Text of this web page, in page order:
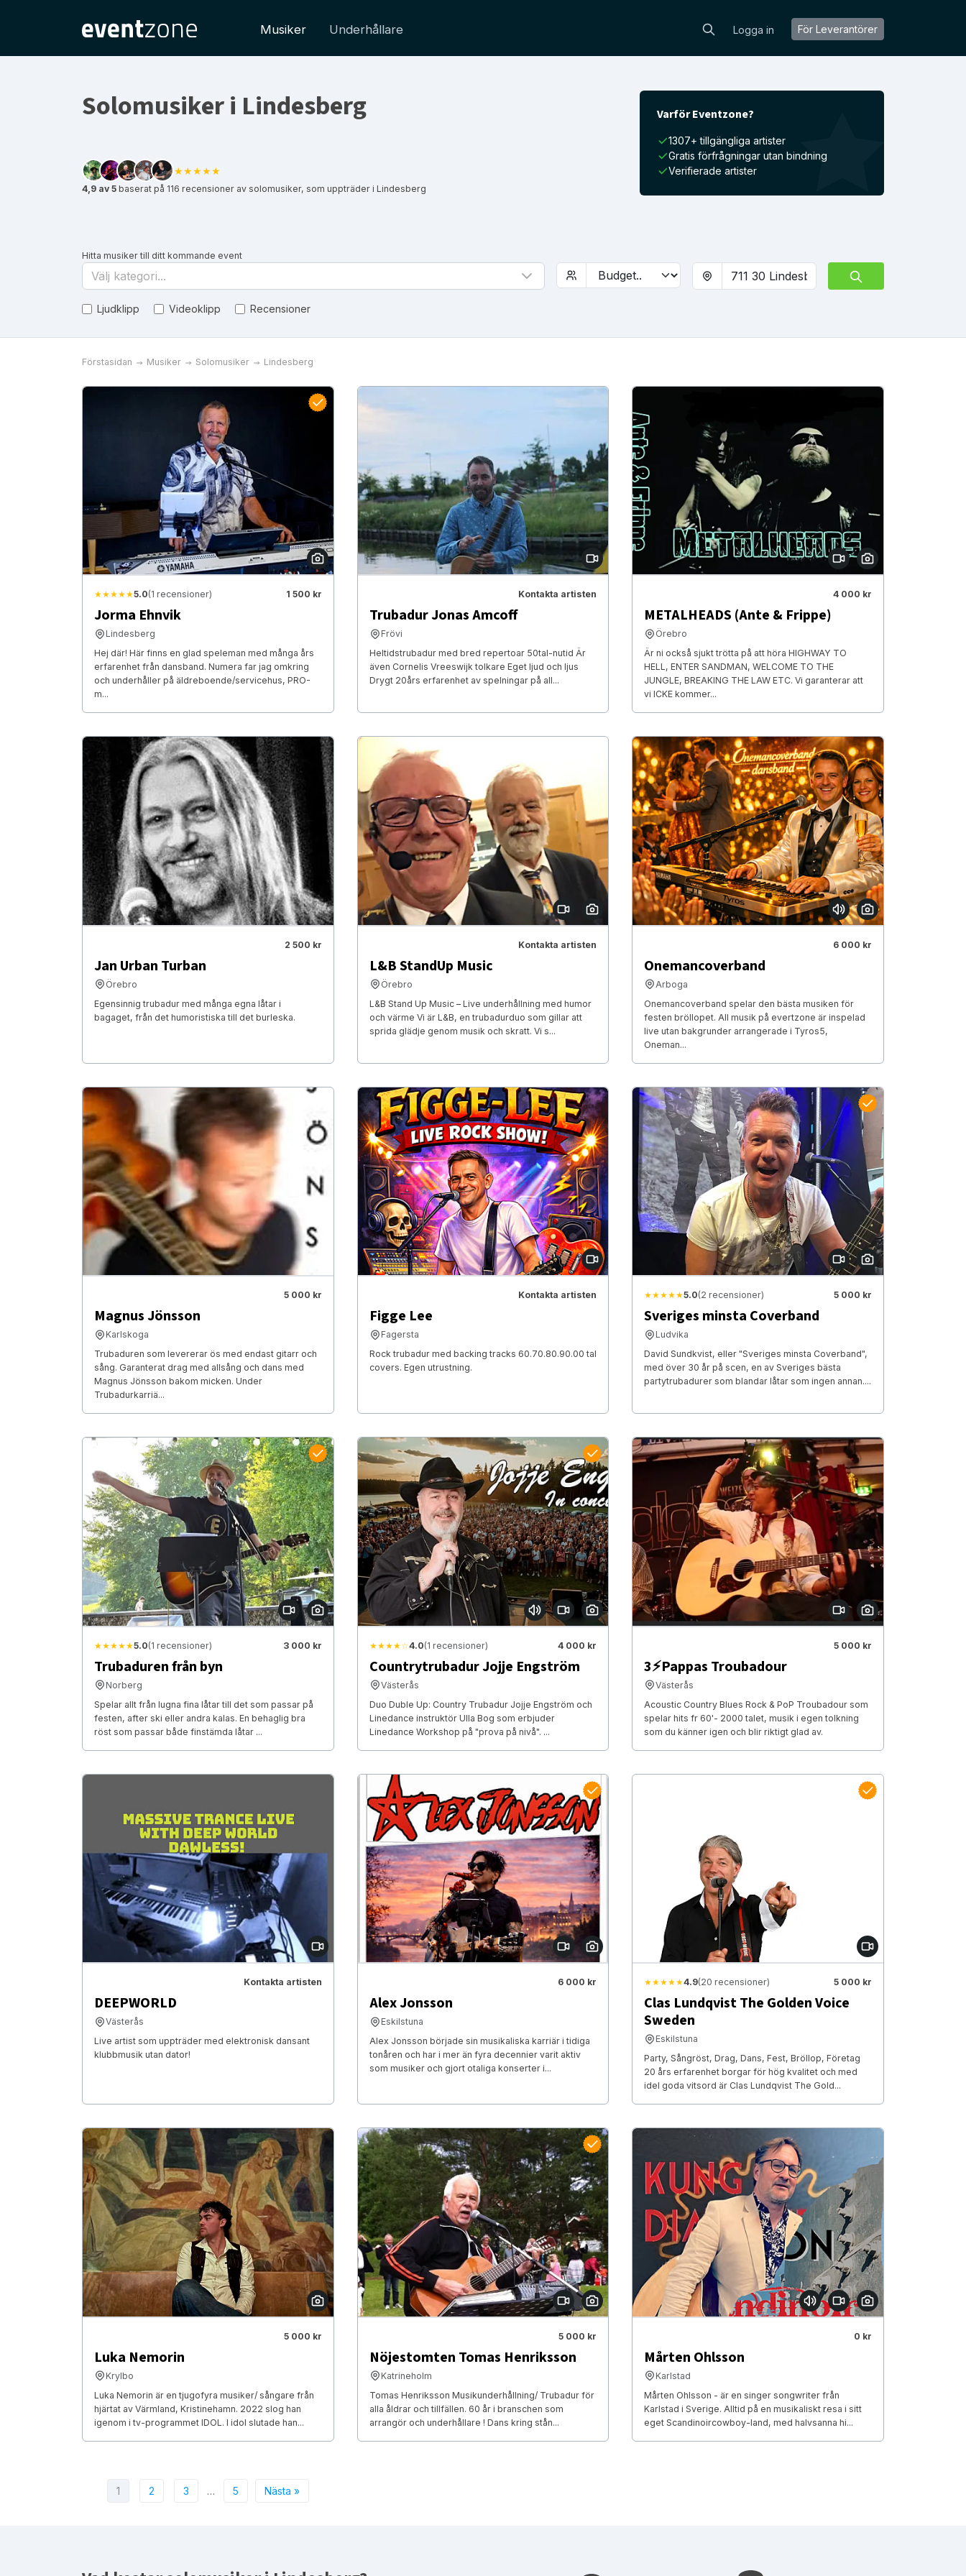
Musiker Underhållare Logga in För Leverantörer
Solomusiker i Lindesberg
★★★★★
4,9 av 5 baserat på 116 recensioner av solomusiker, som uppträder i Lindesberg
Varför Eventzone?
1307+ tillgängliga artister
Gratis förfrågningar utan bindning
Verifierade artister
Hitta musiker till ditt kommande event
Välj kategori...
Ljudklipp Videoklipp Recensioner
Förstasidan Musiker Solomusiker Lindesberg
★★★★★5.0(1 recensioner) 1 500 kr
Jorma Ehnvik
Lindesberg
Hej där! Här finns en glad speleman med många års
erfarenhet från dansband. Numera far jag omkring
och underhåller på äldreboende/servicehus, PRO-
m...
Kontakta artisten
Trubadur Jonas Amcoff
Frövi
Heltidstrubadur med bred repertoar 50tal-nutid Är
även Cornelis Vreeswijk tolkare Eget ljud och ljus
Drygt 20års erfarenhet av spelningar på all...
4 000 kr
METALHEADS (Ante & Frippe)
Örebro
Är ni också sjukt trötta på att höra HIGHWAY TO
HELL, ENTER SANDMAN, WELCOME TO THE
JUNGLE, BREAKING THE LAW ETC. Vi garanterar att
vi ICKE kommer...
2 500 kr
Jan Urban Turban
Örebro
Egensinnig trubadur med många egna låtar i
bagaget, från det humoristiska till det burleska.
Kontakta artisten
L&B StandUp Music
Örebro
L&B Stand Up Music – Live underhållning med humor
och värme Vi är L&B, en trubadurduo som gillar att
sprida glädje genom musik och skratt. Vi s...
6 000 kr
Onemancoverband
Arboga
Onemancoverband spelar den bästa musiken för
festen bröllopet. All musik på evertzone är inspelad
live utan bakgrunder arrangerade i Tyros5,
Oneman...
5 000 kr
Magnus Jönsson
Karlskoga
Trubaduren som levererar ös med endast gitarr och
sång. Garanterat drag med allsång och dans med
Magnus Jönsson bakom micken. Under
Trubadurkarriä...
Kontakta artisten
Figge Lee
Fagersta
Rock trubadur med backing tracks 60.70.80.90.00 tal
covers. Egen utrustning.
★★★★★5.0(2 recensioner) 5 000 kr
Sveriges minsta Coverband
Ludvika
David Sundkvist, eller "Sveriges minsta Coverband",
med över 30 år på scen, en av Sveriges bästa
partytrubadurer som blandar låtar som ingen annan....
★★★★★5.0(1 recensioner) 3 000 kr
Trubaduren från byn
Norberg
Spelar allt från lugna fina låtar till det som passar på
festen, after ski eller andra kalas. En behaglig bra
röst som passar både finstämda låtar ...
★★★★☆4.0(1 recensioner) 4 000 kr
Countrytrubadur Jojje Engström
Västerås
Duo Duble Up: Country Trubadur Jojje Engström och
Linedance instruktör Ulla Bog som erbjuder
Linedance Workshop på "prova på nivå". ...
5 000 kr
3⚡️Pappas Troubadour
Västerås
Acoustic Country Blues Rock & PoP Troubadour som
spelar hits fr 60'- 2000 talet, musik i egen tolkning
som du känner igen och blir riktigt glad av.
Kontakta artisten
DEEPWORLD
Västerås
Live artist som uppträder med elektronisk dansant
klubbmusik utan dator!
6 000 kr
Alex Jonsson
Eskilstuna
Alex Jonsson började sin musikaliska karriär i tidiga
tonåren och har i mer än fyra decennier varit aktiv
som musiker och gjort otaliga konserter i...
★★★★★4.9(20 recensioner) 5 000 kr
Clas Lundqvist The Golden Voice
Sweden
Eskilstuna
Party, Sångröst, Drag, Dans, Fest, Bröllop, Företag
20 års erfarenhet borgar för hög kvalitet och med
idel goda vitsord är Clas Lundqvist The Gold...
5 000 kr
Luka Nemorin
Krylbo
Luka Nemorin är en tjugofyra musiker/ sångare från
hjärtat av Värmland, Kristinehamn. 2022 slog han
igenom i tv-programmet IDOL. I idol slutade han...
5 000 kr
Nöjestomten Tomas Henriksson
Katrineholm
Tomas Henriksson Musikunderhållning/ Trubadur för
alla åldrar och tillfällen. 60 år i branschen som
arrangör och underhållare ! Dans kring stån...
0 kr
Mårten Ohlsson
Karlstad
Mårten Ohlsson - är en singer songwriter från
Karlstad i Sverige. Alltid på en musikaliskt resa i sitt
eget Scandinoircowboy-land, med halvsanna hi...
1 2 3 … 5 Nästa »